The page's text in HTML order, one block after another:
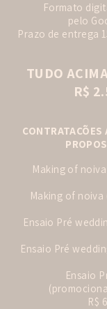
Formato
pelo
Prazo de entrega
TUDO
R$
Making of
Making of noiva
Ensaio Pré
Ensaio Pré
Ensaio
R$